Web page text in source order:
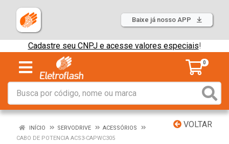
Baixe já nosso APP
Cadastre seu CNPJ e acesse valores especiais!
0
VOLTAR
INÍCIO SERVODRIVE
ACESSÓRIOS
CABO DE POTENCIA ACS3-CAPWC305